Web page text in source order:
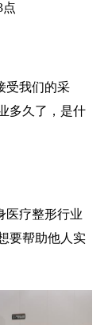
点
受我们的采
多久了，是什
医疗整形行业
要帮助他人实